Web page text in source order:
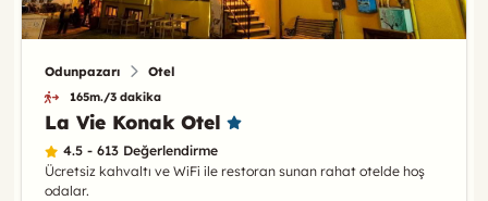
Odunpazarı Otel
165m./3 dakika
La Vie Konak Otel
4.5 - 613 Değerlendirme
Ücretsiz kahvaltı ve WiFi ile restoran sunan rahat otelde hoş
odalar.